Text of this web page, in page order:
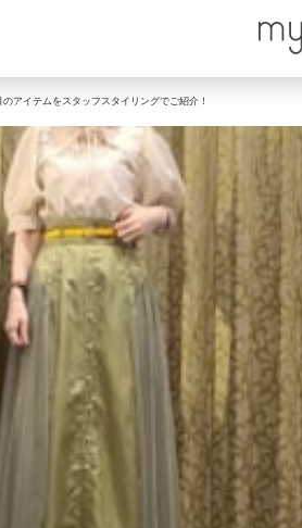
アイテムをスタッフスタイリングでご紹介！